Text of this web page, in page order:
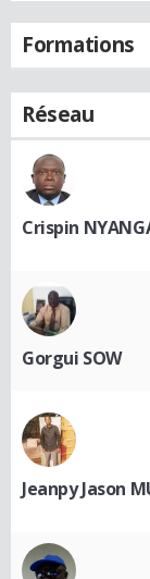
Formations
Réseau
Crispin
Gorgui SOW
Jeanpy Jason